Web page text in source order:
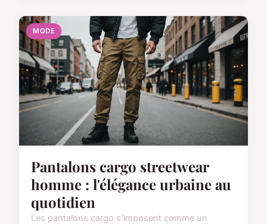
MODE
Pantalons cargo streetwear
homme : l'élégance urbaine au
quotidien
Les pantalons cargo s'imposent comme un